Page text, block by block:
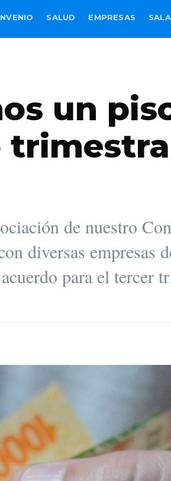
SALUD EMPRESAS
un
de nuestro
diversas empresas
para el tercer